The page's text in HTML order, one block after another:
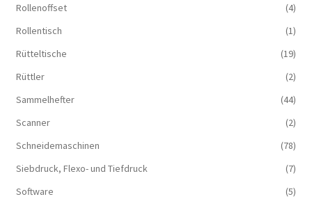
Rollenoffset
(4)
Rollentisch
(1)
Rütteltische
(19)
Rüttler
(2)
Sammelhefter
(44)
Scanner
(2)
Schneidemaschinen
(78)
Siebdruck, Flexo- und Tiefdruck
(7)
Software
(5)